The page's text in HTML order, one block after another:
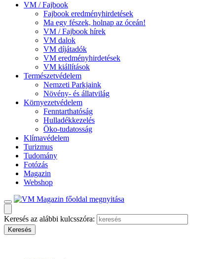
VM / Fajbook
Fajbook eredményhirdetések
Ma egy fészek, holnap az óceán!
VM / Fajbook hírek
VM dalok
VM díjátadók
VM eredményhirdetések
VM kiállítások
Természetvédelem
Nemzeti Parkjaink
Növény- és állatvilág
Környezetvédelem
Fenntarthatóság
Hulladékkezelés
Öko-tudatosság
Klímavédelem
Turizmus
Tudomány
Fotózás
Magazin
Webshop
Keresés az alábbi kulcsszóra: